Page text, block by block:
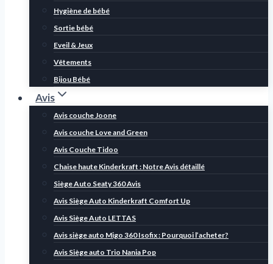
Hygiène de bébé
Sortie bébé
Eveil & Jeux
Vêtements
Bijou Bébé
Avis
Avis couche Joone
Avis couche Love and Green
Avis Couche Tidoo
Chaise haute Kinderkraft : Notre Avis détaillé
Siège Auto Seaty 360 Avis
Avis Siège Auto Kinderkraft Comfort Up
Avis Siège Auto LETTAS
Avis siège auto Migo 360 Isofix : Pourquoi l’acheter?
Avis Siège auto Trio Nania Pop